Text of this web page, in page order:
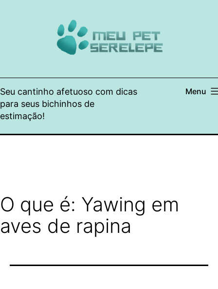
Seu cantinho afetuoso com dicas
para seus bichinhos de
estimação!
Menu
O que é: Yawing em
aves de rapina